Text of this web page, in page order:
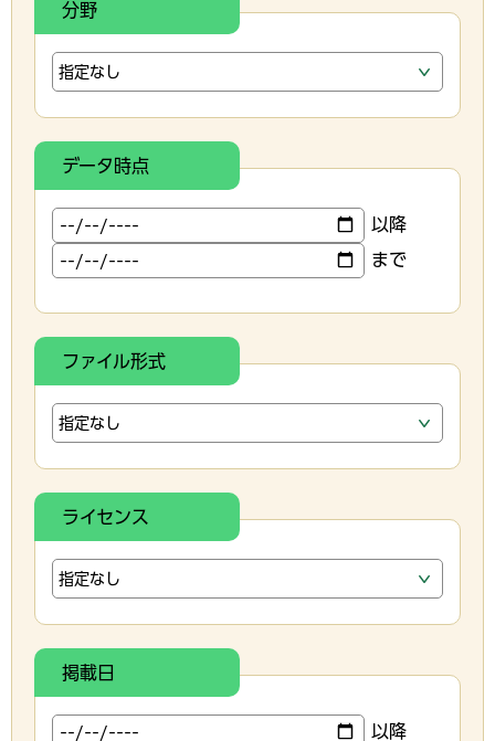
分野
データ時点
以降
まで
ファイル形式
ライセンス
掲載日
以降